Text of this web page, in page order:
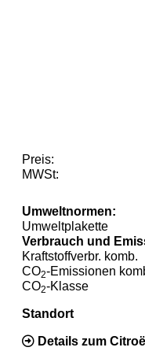
Preis:
MWSt:
Umweltnormen:
Umweltplakette
Verbrauch und
Kraftstoffverbr. komb.
CO2-Emissionen
CO2-Klasse
Standort
Details zum